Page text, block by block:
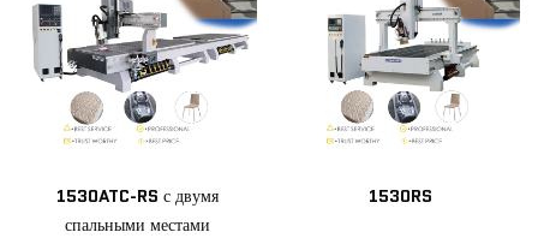
1530ATC-RS с двумя
спальными местами
1530RS